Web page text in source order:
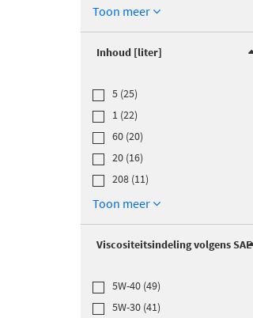
Toon meer
Inhoud [liter]
5 (25)
1 (22)
60 (20)
20 (16)
208 (11)
Toon meer
Viscositeitsindeling volgens SAE
5W-40 (49)
5W-30 (41)